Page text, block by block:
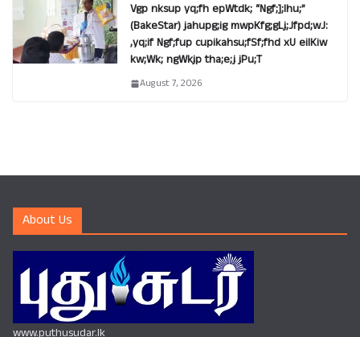
Vgp nksup yq;fh epWtdk; “Ngf;];lhu;”
(BakeStar) jahupg;ig mwpKfg;gLj;Jfpd;wJ:
,yq;if Ngf;fup cupikahsu;fSf;fhd xU eilKiw
kw;Wk; ngWkjp tha;e;j jPu;T
August 7, 2026
About Us
www.puthusudar.lk